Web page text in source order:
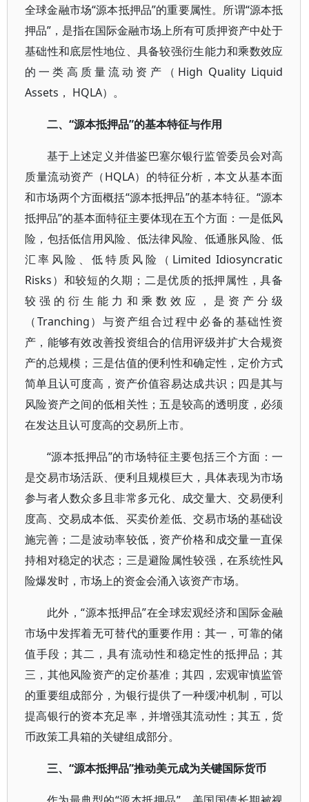
全球金融市场“源本抵押品”的重要属性。所谓“源本抵
押品”，是指在国际金融市场上所有可质押资产中处于
基础性和底层性地位、具备较强衍生能力和乘数效应
的一类高质量流动资产（High Quality Liquid
Assets， HQLA）。
二、“源本抵押品”的基本特征与作用
基于上述定义并借鉴巴塞尔银行监管委员会对高
质量流动资产（HQLA）的特征分析，本文从基本面
和市场两个方面概括“源本抵押品”的基本特征。“源本
抵押品”的基本面特征主要体现在五个方面：一是低风
险，包括低信用风险、低法律风险、低通胀风险、低
汇率风险、低特质风险（Limited Idiosyncratic
Risks）和较短的久期；二是优质的抵押属性，具备
较强的衍生能力和乘数效应，是资产分级
（Tranching）与资产组合过程中必备的基础性资
产，能够有效改善投资组合的信用评级并扩大合规资
产的总规模；三是估值的便利性和确定性，定价方式
简单且认可度高，资产价值容易达成共识；四是其与
风险资产之间的低相关性；五是较高的透明度，必须
在发达且认可度高的交易所上市。
“源本抵押品”的市场特征主要包括三个方面：一
是交易市场活跃、便利且规模巨大，具体表现为市场
参与者人数众多且非常多元化、成交量大、交易便利
度高、交易成本低、买卖价差低、交易市场的基础设
施完善；二是波动率较低，资产价格和成交量一直保
持相对稳定的状态；三是避险属性较强，在系统性风
险爆发时，市场上的资金会涌入该资产市场。
此外，“源本抵押品”在全球宏观经济和国际金融
市场中发挥着无可替代的重要作用：其一，可靠的储
值手段；其二，具有流动性和稳定性的抵押品；其
三，其他风险资产的定价基准；其四，宏观审慎监管
的重要组成部分，为银行提供了一种缓冲机制，可以
提高银行的资本充足率，并增强其流动性；其五，货
币政策工具箱的关键组成部分。
三、“源本抵押品”推动美元成为关键国际货币